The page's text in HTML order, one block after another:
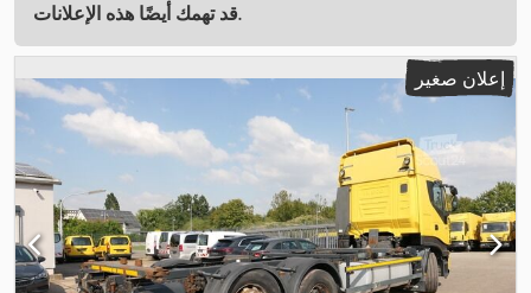
قد تهمك أيضًا هذه الإعلانات.
إعلان صغير